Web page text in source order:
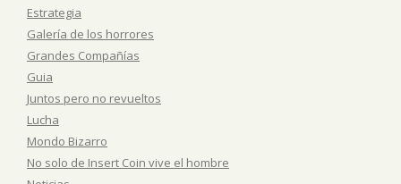
Estrategia
Galería de los horrores
Grandes Compañías
Guia
Juntos pero no revueltos
Lucha
Mondo Bizarro
No solo de Insert Coin vive el hombre